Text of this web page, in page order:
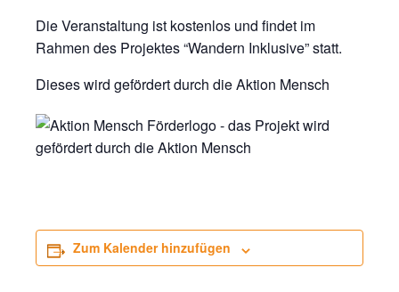
Die Veranstaltung ist kostenlos und findet im
Rahmen des Projektes “Wandern Inklusive” statt.
Dieses wird gefördert durch die Aktion Mensch
Zum Kalender hinzufügen